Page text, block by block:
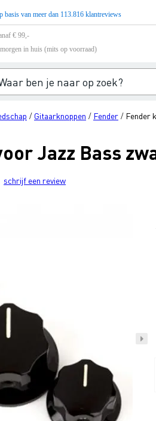
basis van meer dan 113.816 klantreviews
€ 99,-
in huis (mits op voorraad)
/ Gitaarknoppen / Fender / Fender
Jazz Bass
schrijf een review